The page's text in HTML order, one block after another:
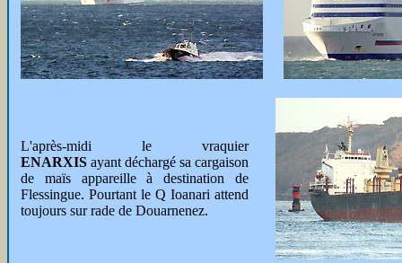
L'après-midi le vraquier
ENARXIS ayant déchargé sa cargaison
de maïs appareille à destination de
Flessingue. Pourtant le Q Ioanari attend
toujours sur rade de Douarnenez.